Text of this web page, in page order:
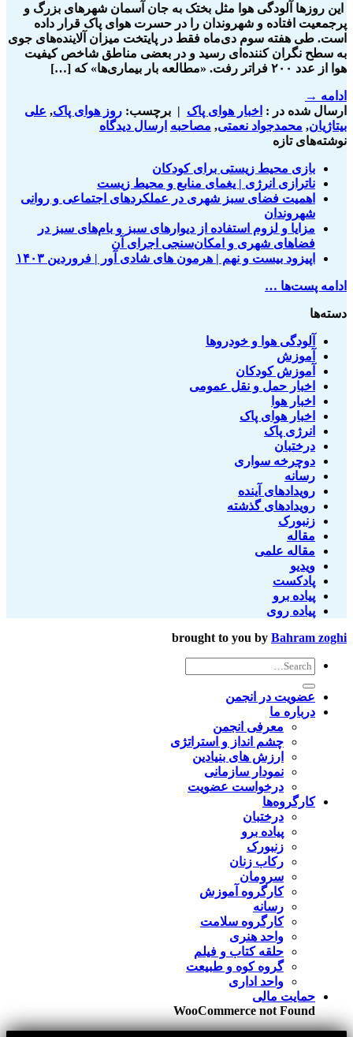
این روزها آلودگی هوا مثل بختک به جان آسمان شهرهای بزرگ و
پرجمعیت افتاده و شهروندان را در حسرت هوای پاک قرار داده
است. طی هفته سوم دی‌ماه فقط در پایتخت میزان آلاینده‌های جوی
به سطح نگران کننده‌ای رسید و در بعضی مناطق شاخص کیفیت
هوا از عدد ۲۰۰ فراتر رفت. «مطالعه بار بیماری‌ها» که […]
ادامه →
ارسال شده در : اخبار هوای پاک | برچسب: روز هوای پاک, علی
بیتاژیان, محمدجواد نعمتی, مصاحبه ارسال دیدگاه
نوشته‌های تازه
بازی محیط زیستی برای کودکان
ناترازی انرژی | یغمای منابع و محیط زیست
اهمیت فضای سبز شهری در عملکردهای اجتماعی و روانی
شهروندان
مزایا و لزوم استفاده از دیوارهای سبز و بام‌های سبز در
فضاهای شهری و امکان‌سنجی اجرای آن
اپیزود بیست و نهم | هرمون های شادی آور | فروردین ۱۴۰۳
ادامه پست‌ها …
دسته‌ها
آلودگی هوا و خودروها
آموزش
آموزش کودکان
اخبار حمل و نقل عمومی
اخبار هوا
اخبار هوای پاک
انرژی پاک
درختبان
دوچرخه سواری
رسانه
رویدادهای آینده
رویدادهای گذشته
زنبورک
مقاله
مقاله علمی
ویدیو
پادکست
پیاده برو
پیاده روی
brought to you by Bahram zoghi
عضویت در انجمن
درباره ما
معرفی انجمن
چشم انداز و استراتژی
ارزش های بنیادین
نمودار سازمانی
درخواست عضویت
کارگروه‌ها
درختبان
پیاده برو
زنبورک
رکاب زنان
سرومان
کارگروه آموزش
رسانه
کارگروه سلامت
واحد هنری
حلقه کتاب و فیلم
گروه کوه و طبیعت
واحد اداری
حمایت مالی
WooCommerce not Found